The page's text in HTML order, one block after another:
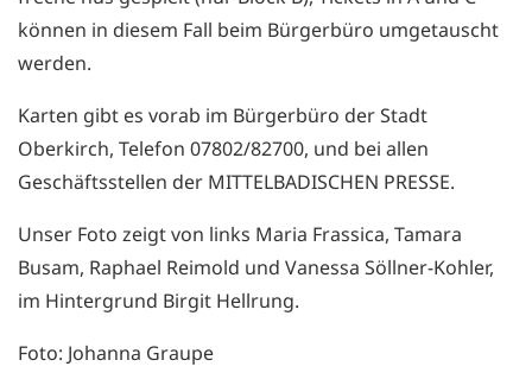
können in diesem Fall beim Bürgerbüro umgetauscht
werden.
Karten gibt es vorab im Bürgerbüro der Stadt
Oberkirch, Telefon 07802/82700, und bei allen
Geschäftsstellen der MITTELBADISCHEN PRESSE.
Unser Foto zeigt von links Maria Frassica, Tamara
Busam, Raphael Reimold und Vanessa Söllner-Kohler,
im Hintergrund Birgit Hellrung.
Foto: Johanna Graupe